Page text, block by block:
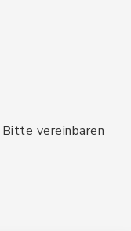
vereinbaren